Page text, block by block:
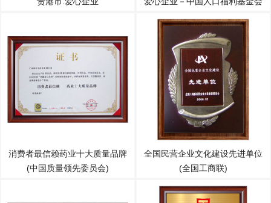
消费者最信赖药业十大质量品牌
(中国质量领先委员会)
全国民营企业文化建设先进单位
(全国工商联)